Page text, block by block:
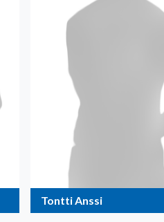
Tontti Anssi